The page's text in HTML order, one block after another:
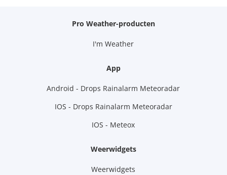
Pro Weather-producten
I'm Weather
App
Android - Drops Rainalarm Meteoradar
IOS - Drops Rainalarm Meteoradar
IOS - Meteox
Weerwidgets
Weerwidgets